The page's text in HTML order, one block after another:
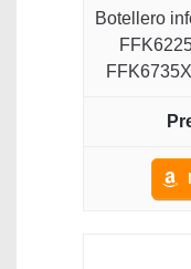
Botellero